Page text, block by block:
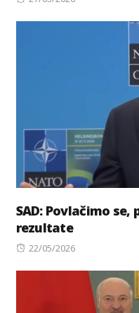
SAD: Povlačimo
rezultate
Posted
22/05/2026